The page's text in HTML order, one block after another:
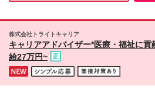
島市山之口町 ・長崎/長崎
更の範囲)上記を除く当
株式会社トライトキャリア
キャリアアドバイザー*医療・福祉に貢
給27万円~